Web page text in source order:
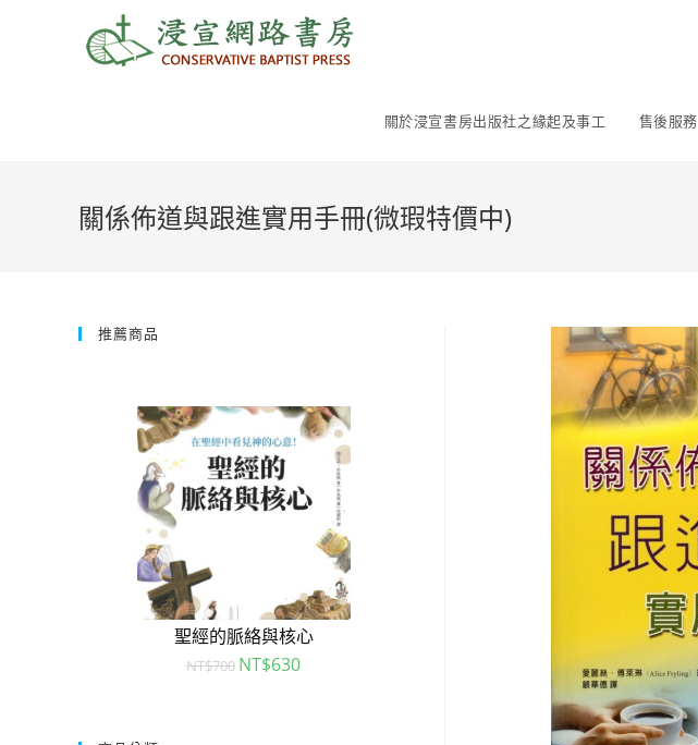
關於浸宣書房出版社之緣起及事工 售後服務
關係佈道與跟進實用手冊(微瑕特價中)
推薦商品
聖經的脈絡與核心
NT$700 NT$630
聖經的脈絡與核心
700NT$630